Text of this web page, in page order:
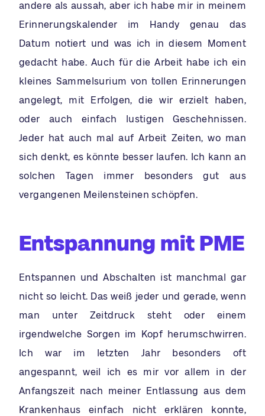
andere als aussah, aber ich habe mir in meinem
Erinnerungskalender im Handy genau das
Datum notiert und was ich in diesem Moment
gedacht habe. Auch für die Arbeit habe ich ein
kleines Sammelsurium von tollen Erinnerungen
angelegt, mit Erfolgen, die wir erzielt haben,
oder auch einfach lustigen Geschehnissen.
Jeder hat auch mal auf Arbeit Zeiten, wo man
sich denkt, es könnte besser laufen. Ich kann an
solchen Tagen immer besonders gut aus
vergangenen Meilensteinen schöpfen.
Entspannung mit PME
Entspannen und Abschalten ist manchmal gar
nicht so leicht. Das weiß jeder und gerade, wenn
man unter Zeitdruck steht oder einem
irgendwelche Sorgen im Kopf herumschwirren.
Ich war im letzten Jahr besonders oft
angespannt, weil ich es mir vor allem in der
Anfangszeit nach meiner Entlassung aus dem
Krankenhaus einfach nicht erklären konnte,